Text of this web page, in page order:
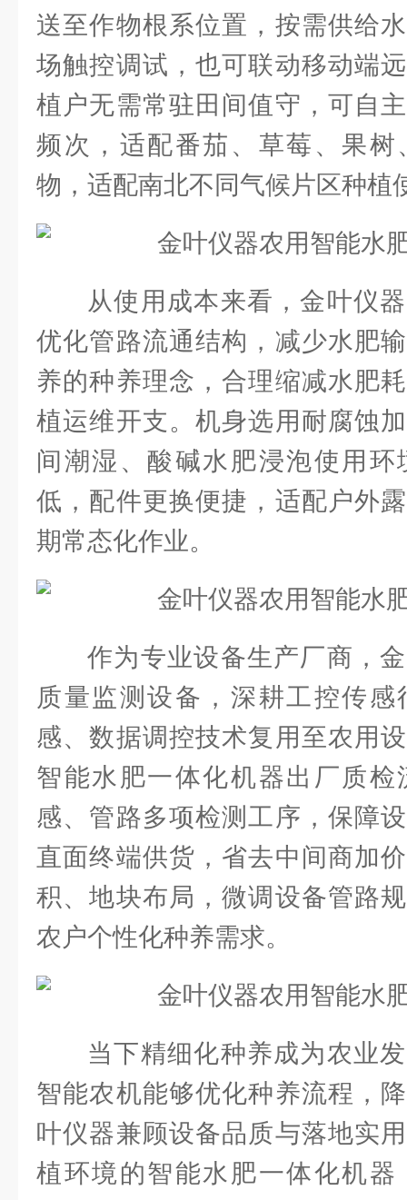
送至作物根系位置，按需供给
场触控调试，也可联动移动端
植户无需常驻田间值守，可自
频次，适配番茄、草莓、果树
物，适配南北不同气候片区种植
从使用成本来看，金叶仪
优化管路流通结构，减少水肥
养的种养理念，合理缩减水肥
植运维开支。机身选用耐腐蚀
间潮湿、酸碱水肥浸泡使用
低，配件更换便捷，适配户外
期常态化作业。
作为专业设备生产厂商，
质量监测设备，深耕工控传
感、数据调控技术复用至农用
智能水肥一体化机器出厂质
感、管路多项检测工序，保障
直面终端供货，省去中间商加
积、地块布局，微调设备管路
农户个性化种养需求。
当下精细化种养成为农业
智能农机能够优化种养流程，
叶仪器兼顾设备品质与落地实
植环境的智能水肥一体化机器